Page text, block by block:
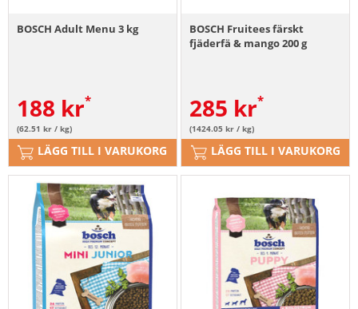
BOSCH Adult Menu 3 kg
188 kr
(62.51 kr / kg)
LÄGG TILL I VARUKORG
BOSCH Fruitees färskt
fjäderfä & mango 200 g
285 kr
(1424.05 kr / kg)
LÄGG TILL I VARUKORG